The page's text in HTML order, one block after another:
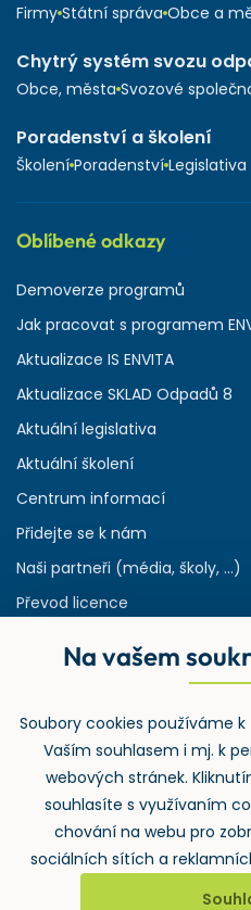
Firmy Státní správa Obce a
Chytrý systém svozu
Obce, města Svozové
Poradenství a školení
Školení Poradenství Legislativa
Oblíbené odkazy
Demoverze programů
Jak pracovat s programem
Aktualizace IS ENVITA
Aktualizace SKLAD Odpadů 8
Aktuální legislativa
Aktuální školení
Centrum informací
Přidejte se k nám
Naši partneři (média, školy, ...)
Převod licence
Rejstřík používaných zkratek
Zpětný odběr
Na vašem
Soubory cookies používáme
Vaším souhlasem i mj. k
webových stránek.
souhlasíte s využívaním
chování na webu pro
sociálních sítích a